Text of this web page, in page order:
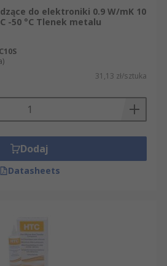
do elektroniki 0.9 W/mK 10
-50 °C Tlenek metalu
31,13 zł/sztuka
Dodaj
Datasheets